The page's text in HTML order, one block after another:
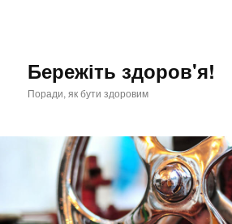
Бережіть здоров'я!
Поради, як бути здоровим